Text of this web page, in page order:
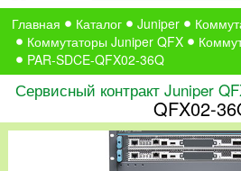
Главная Каталог Juniper
Коммутаторы Juniper QFX
PAR-SDCE-QFX02-36Q
Сервисный контракт Juniper
QFX02-